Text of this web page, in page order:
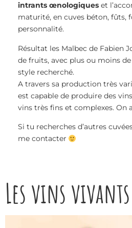
intrants œnologiqueset
maturité, en cuves béton, fûts,
personnalité.
Résultat les Malbec de Fabien
de fruits, avec plus ou moins
style recherché.
A travers sa production très
est capable de produire des
vins très fins et complexes. On
Si tu recherches d’autres
me contacter
Les vins